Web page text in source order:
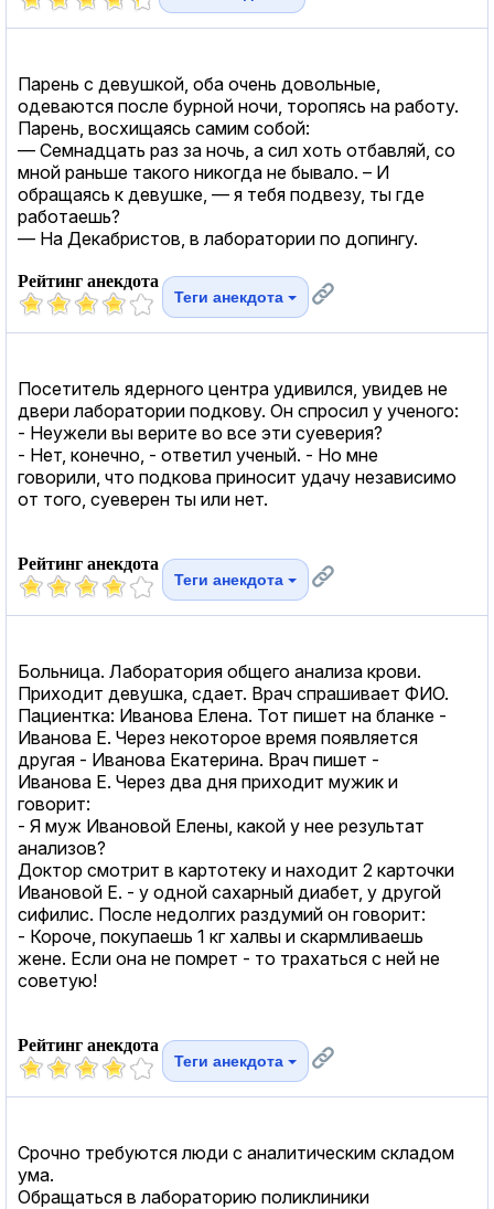
Парень с девушкой, оба очень довольные,
одеваются после бурной ночи, торопясь на работу.
Парень, восхищаясь самим собой:
— Семнадцать раз за ночь, а сил хоть отбавляй, со
мной раньше такого никогда не бывало. – И
обращаясь к девушке, — я тебя подвезу, ты где
работаешь?
— На Декабристов, в лаборатории по допингу.
Рейтинг анекдота
Теги анекдота
Посетитель ядерного центра удивился, увидев не
двери лаборатории подкову. Он спросил у ученого:
- Неужели вы верите во все эти суеверия?
- Нет, конечно, - ответил ученый. - Hо мне
говорили, что подкова приносит удачу независимо
от того, суеверен ты или нет.
Рейтинг анекдота
Теги анекдота
Больница. Лаборатория общего анализа крови.
Приходит девушка, сдает. Врач спрашивает ФИО.
Пациентка: Иванова Елена. Тот пишет на бланке -
Иванова Е. Через некоторое время появляется
другая - Иванова Екатерина. Врач пишет -
Иванова Е. Через два дня приходит мужик и
говорит:
- Я муж Ивановой Елены, какой у нее результат
анализов?
Доктор смотрит в картотеку и находит 2 карточки
Ивановой Е. - у одной сахарный диабет, у другой
сифилис. После недолгих раздумий он говорит:
- Короче, покупаешь 1 кг халвы и скармливаешь
жене. Если она не помрет - то трахаться с ней не
советую!
Рейтинг анекдота
Теги анекдота
Срочно требуются люди с аналитическим складом
ума.
Обращаться в лабораторию поликлиники